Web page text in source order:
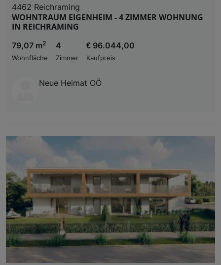
4462 Reichraming
WOHNTRAUM EIGENHEIM - 4 ZIMMER WOHNUNG
IN REICHRAMING
79,07 m2
Wohnfläche
4
Zimmer
€ 96.044,00
Kaufpreis
Neue Heimat OÖ